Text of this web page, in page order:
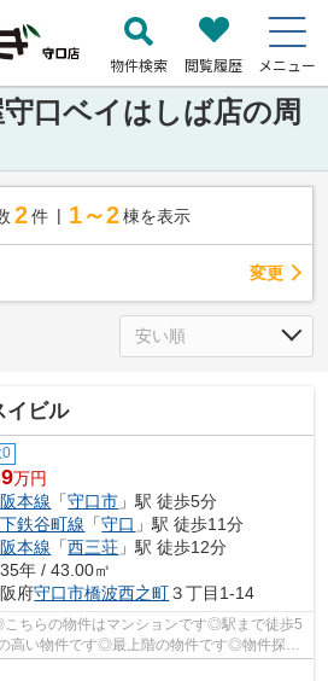
物件検索 閲覧履歴 メニュー
口ベイはしば店の周
2 件 1～2 棟を表示
変更
イビル
0
万円
本線 「守口市 」駅 徒歩5分
鉄谷町線 「守口 」駅 徒歩11分
本線 「西三荘 」駅 徒歩12分
年 / 43.00㎡
府守口市橋波西之町３丁目1-14
ちらの物件はマンションです◎駅まで徒歩5
高い物件です◎最上階の物件です◎物件探し
なぎ 守口本...